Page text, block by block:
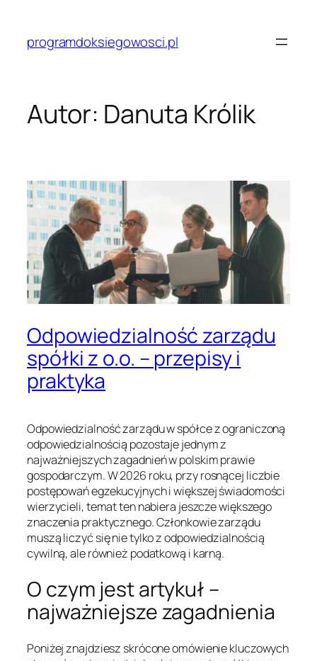
treściprogramdoksiegowosci.pl
Autor: Danuta Królik
Odpowiedzialność zarządu
spółki z o.o. – przepisy i
praktyka
Odpowiedzialność zarządu w spółce z ograniczoną
odpowiedzialnością pozostaje jednym z
najważniejszych zagadnień w polskim prawie
gospodarczym. W 2026 roku, przy rosnącej liczbie
postępowań egzekucyjnych i większej świadomości
wierzycieli, temat ten nabiera jeszcze większego
znaczenia praktycznego. Członkowie zarządu
muszą liczyć się nie tylko z odpowiedzialnością
cywilną, ale również podatkową i karną.
O czym jest artykuł –
najważniejsze zagadnienia
Poniżej znajdziesz skrócone omówienie kluczowych